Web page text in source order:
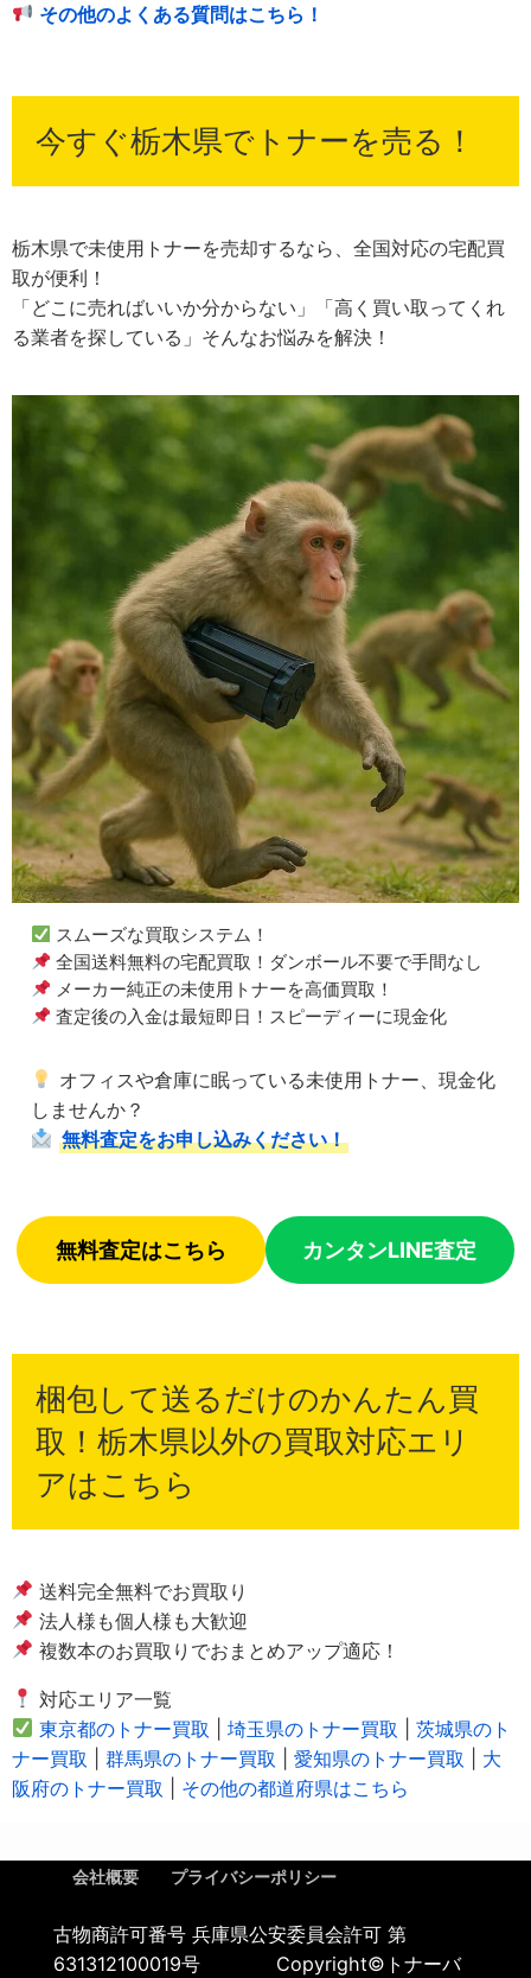
その他のよくある質問はこちら！
今すぐ栃木県でトナーを売る！
栃木県で未使用トナーを売却するなら、全国対応の宅配買
取が便利！
「どこに売ればいいか分からない」「高く買い取ってくれ
る業者を探している」そんなお悩みを解決！
スムーズな買取システム！
全国送料無料の宅配買取！ダンボール不要で手間なし
メーカー純正の未使用トナーを高価買取！
査定後の入金は最短即日！スピーディーに現金化
オフィスや倉庫に眠っている未使用トナー、現金化
しませんか？
無料査定をお申し込みください！
無料査定はこちら カンタンLINE査定
梱包して送るだけのかんたん買
取！栃木県以外の買取対応エリ
アはこちら
送料完全無料でお買取り
法人様も個人様も大歓迎
複数本のお買取りでおまとめアップ適応！
対応エリア一覧
東京都のトナー買取
|埼玉県のトナー買取 |茨城県のト
ナー買取
群馬県のトナー買取 愛知県のトナー買取
大
阪府のトナー買取
その他の都道府県はこちら
会社概要 プライバシーポリシー
古物商許可番号 兵庫県公安委員会許可 第
631312100019号 Copyright©トナーバ